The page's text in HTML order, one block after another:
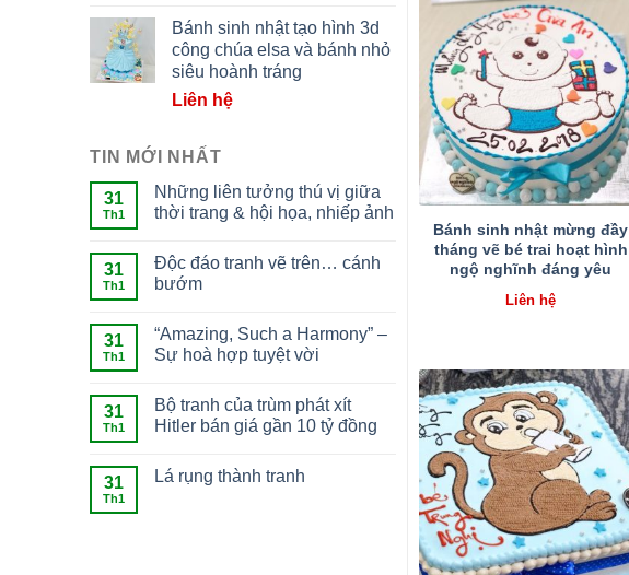
Bánh sinh nhật tạo hình 3d
công chúa elsa và bánh nhỏ
siêu hoành tráng
Liên hệ
TIN MỚI NHẤT
31
Th1
Những liên tưởng thú vị giữa
thời trang & hội họa, nhiếp ảnh
31
Th1
Độc đáo tranh vẽ trên… cánh
bướm
31
Th1
“Amazing, Such a Harmony” –
Sự hoà hợp tuyệt vời
31
Th1
Bộ tranh của trùm phát xít
Hitler bán giá gần 10 tỷ đồng
31
Th1
Lá rụng thành tranh
Bánh sinh nhật mừng đầy
tháng vẽ bé trai hoạt hình
ngộ nghĩnh đáng yêu
Liên hệ